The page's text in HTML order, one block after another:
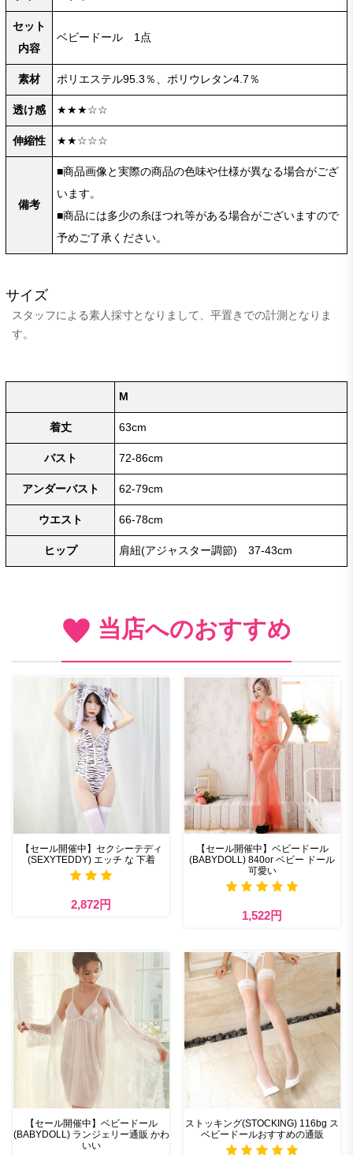
セット
内容
ベビードール 1点
素材 ポリエステル95.3％、ポリウレタン4.7％
透け感 ★★★☆☆
伸縮性 ★★☆☆☆
備考
■商品画像と実際の商品の色味や仕様が異なる場合がござ
います。
■商品には多少の糸ほつれ等がある場合がございますので
予めご了承ください。
サイズ
スタッフによる素人採寸となりまして、平置きでの計測となりま
す。
M
着丈 63cm
バスト 72-86cm
アンダーバスト 62-79cm
ウエスト 66-78cm
ヒップ 肩紐(アジャスター調節) 37-43cm
当店へのおすすめ
【セール開催中】セクシーテディ
(SEXYTEDDY) エッチ な 下着
2,872円
【セール開催中】ベビードール
(BABYDOLL) 840or ベビー ドール
可愛い
1,522円
【セール開催中】ベビードール
(BABYDOLL) ランジェリー通販 かわ
いい
ストッキング(STOCKING) 116bg ス
ベビードールおすすめの通販